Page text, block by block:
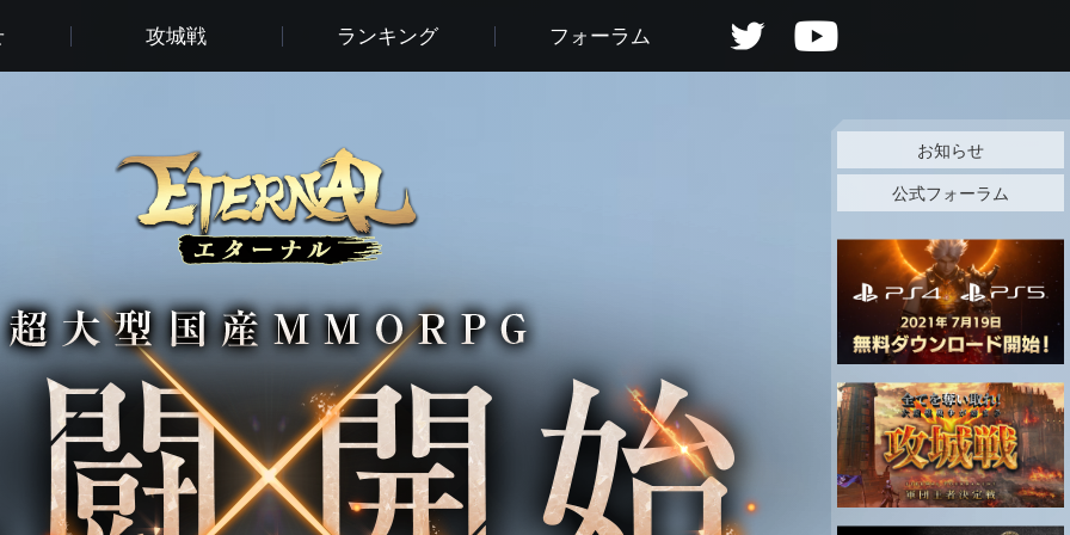
お知らせ
公式フォーラム
攻城戦 ランキング フォーラム